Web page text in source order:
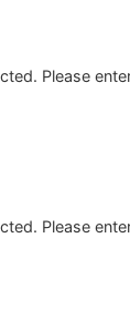
Please
Please